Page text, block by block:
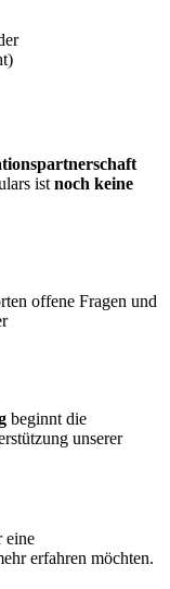
istnoch keine
offene Fragen und
beginnt die
unserer
eine
erfahren möchten.